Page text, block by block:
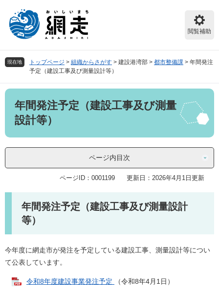
頭
で
飛
ば
閲覧補助
現在地 トップページ > 組織からさがす > 建設港湾部 > 都市整備課 > 年間発注
予定（建設工事及び測量設計等）
本
年間発注予定（建設工事及び測量
設計等）
ページ内目次
ページID：0001199 更新日：2026年4月1日更新
年間発注予定（建設工事及び測量設計
等）
今年度に網走市が発注を予定している建設工事、測量設計等につい
て公表しています。
令和8年度建設事業発注予定 （令和8年4月1日）